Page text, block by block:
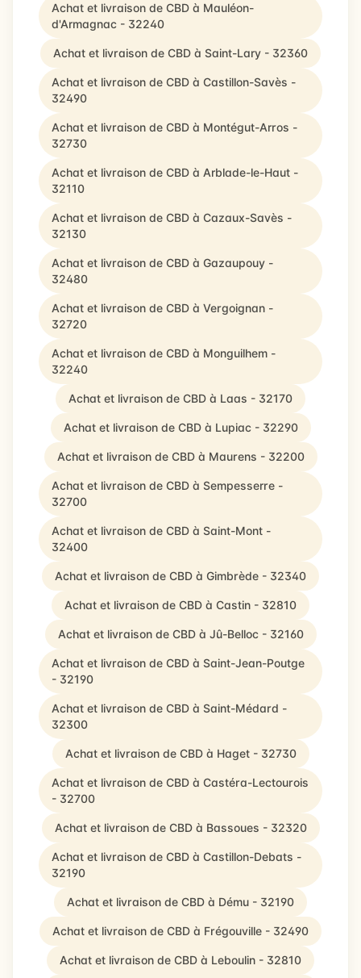
Achat et livraison de CBD à Mauléon-
d'Armagnac - 32240
Achat et livraison de CBD à Saint-Lary - 32360
Achat et livraison de CBD à Castillon-Savès -
32490
Achat et livraison de CBD à Montégut-Arros -
32730
Achat et livraison de CBD à Arblade-le-Haut -
32110
Achat et livraison de CBD à Cazaux-Savès -
32130
Achat et livraison de CBD à Gazaupouy -
32480
Achat et livraison de CBD à Vergoignan -
32720
Achat et livraison de CBD à Monguilhem -
32240
Achat et livraison de CBD à Laas - 32170
Achat et livraison de CBD à Lupiac - 32290
Achat et livraison de CBD à Maurens - 32200
Achat et livraison de CBD à Sempesserre -
32700
Achat et livraison de CBD à Saint-Mont -
32400
Achat et livraison de CBD à Gimbrède - 32340
Achat et livraison de CBD à Castin - 32810
Achat et livraison de CBD à Jû-Belloc - 32160
Achat et livraison de CBD à Saint-Jean-Poutge
- 32190
Achat et livraison de CBD à Saint-Médard -
32300
Achat et livraison de CBD à Haget - 32730
Achat et livraison de CBD à Castéra-Lectourois
- 32700
Achat et livraison de CBD à Bassoues - 32320
Achat et livraison de CBD à Castillon-Debats -
32190
Achat et livraison de CBD à Dému - 32190
Achat et livraison de CBD à Frégouville - 32490
Achat et livraison de CBD à Leboulin - 32810